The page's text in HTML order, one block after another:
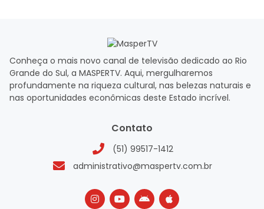
Conheça o mais novo canal de televisão dedicado ao Rio
Grande do Sul, a MASPERTV. Aqui, mergulharemos
profundamente na riqueza cultural, nas belezas naturais e
nas oportunidades econômicas deste Estado incrível.
Contato
(51) 99517-1412
administrativo@maspertv.com.br